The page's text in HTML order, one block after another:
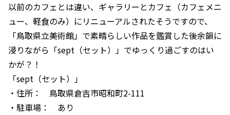
以前のカフェとは違い、ギャラリーとカフェ（カフェメニ
ュー、軽食のみ）にリニューアルされたそうですので、
「鳥取県立美術館」で素晴らしい作品を鑑賞した後余韻に
浸りながら「sept（セット）」でゆっくり過ごすのはい
かが？！
「sept（セット）」
・住所： 鳥取県倉吉市昭和町2-111
・駐車場： あり